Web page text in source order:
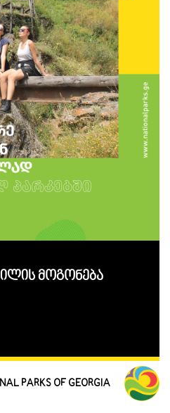
მოგონება
PARKS OF GEORGIA